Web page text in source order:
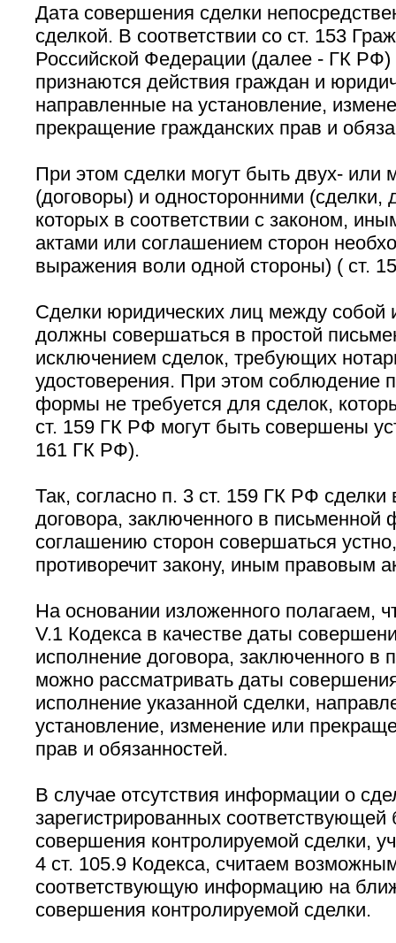
Дата совершения сделки
сделкой. В соответствии со ст. 153
Российской Федерации (далее - ГК РФ)
признаются действия граждан и
направленные на установление,
прекращение гражданских прав и
При этом сделки могут быть двух- или
(договоры) и односторонними (сделки,
которых в соответствии с законом,
актами или соглашением сторон
выражения воли одной стороны) ( ст.
Сделки юридических лиц между собой
должны совершаться в простой
исключением сделок, требующих
удостоверения. При этом соблюдение
формы не требуется для сделок,
ст. 159 ГК РФ могут быть совершены
161 ГК РФ).
Так, согласно п. 3 ст. 159 ГК РФ сделки
договора, заключенного в письменной
соглашению сторон совершаться
противоречит закону, иным правовым
На основании изложенного полагаем,
V.1 Кодекса в качестве даты
исполнение договора, заключенного в
можно рассматривать даты
исполнение указанной сделки,
установление, изменение или
прав и обязанностей.
В случае отсутствия информации о
зарегистрированных соответствующей
совершения контролируемой сделки,
4 ст. 105.9 Кодекса, считаем
соответствующую информацию на
совершения контролируемой сделки.